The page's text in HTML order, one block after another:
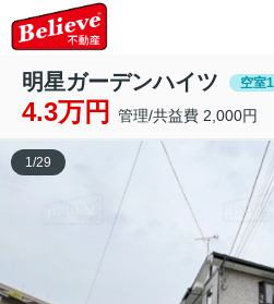
明星ガーデンハイツ 空室1
4.3万円 管理/共益費 2,000円
1/29